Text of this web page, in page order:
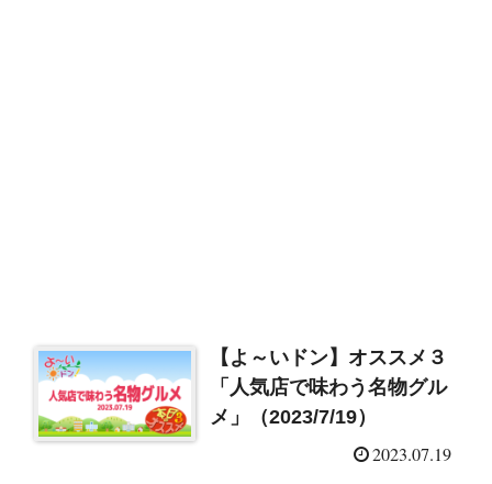
【よ～いドン】オススメ３
「人気店で味わう名物グル
メ」（2023/7/19）
2023.07.19